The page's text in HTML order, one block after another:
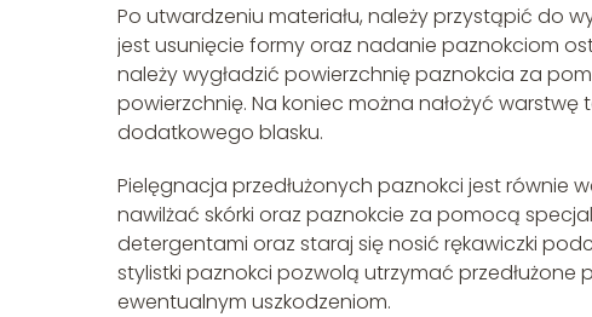
Po utwardzeniu materiału, należy przystąpić do
jest usunięcie formy oraz nadanie paznokciom
należy wygładzić powierzchnię paznokcia za
powierzchnię. Na koniec można nałożyć
dodatkowego blasku.
Pielęgnacja przedłużonych paznokci jest równie
nawilżać skórki oraz paznokcie za pomocą
detergentami oraz staraj się nosić rękawiczki
stylistki paznokci pozwolą utrzymać
ewentualnym uszkodzeniom.